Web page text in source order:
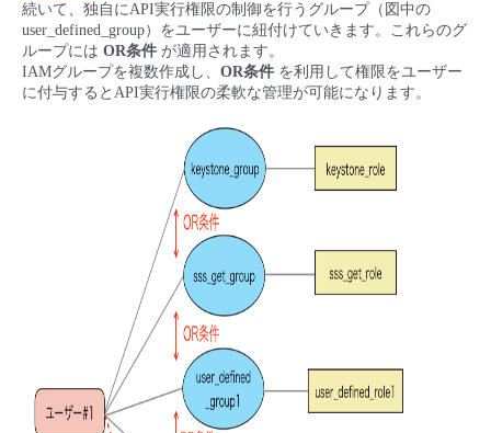
サポート
管理機能
すべてのメニューを見る
モニタリング/監査
サポート
すべてのメニューを見る
ネットワーク
IoT
モニタリング/監査
すべてのメニューを見る
■ セットアップガイド
- 新規お申し込み方法
- ユーザー機能の管理
- 登録情報の管理
- APIリファレンス
■ 基本構築ガイド
- セキュリティ・監査
- データと分析
- マルチクラウド利用
- リモートワーク
- ITインフラストラクチャー
- その他
サービス稼働状況
故障/メンテナンス履歴
メンテナンス予定
定期メンテナンス
パートナー
販売パートナー向けプログラム
協業パートナー
トレーニング/操作動画
続いて、独自にAPI実行権限の制御を行うグループ（図中の
user_defined_group）をユーザーに紐付けていきます。これらのグ
ループには OR条件 が適用されます。
IAMグループを複数作成し、 OR条件 を利用して権限をユーザー
に付与するとAPI実行権限の柔軟な管理が可能になります。